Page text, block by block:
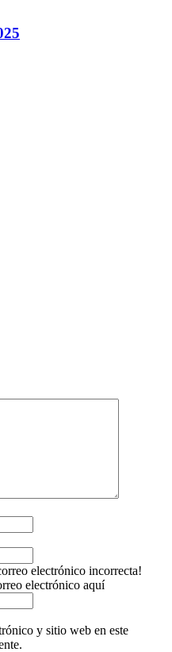
electrónico incorrecta!
electrónico aquí
y sitio web en este